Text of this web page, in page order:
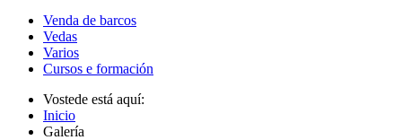
Venda de barcos
Vedas
Varios
Cursos e formación
Vostede está aquí:
Inicio
Galería